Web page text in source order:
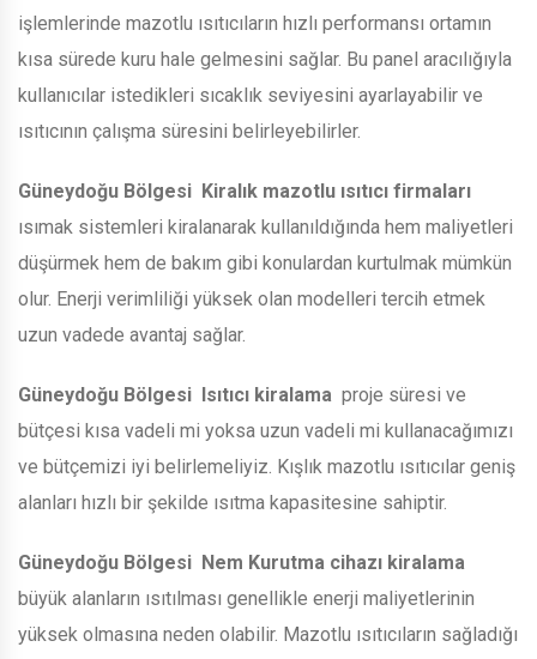
işlemlerinde mazotlu ısıtıcıların hızlı performansı ortamın
kısa sürede kuru hale gelmesini sağlar. Bu panel aracılığıyla
kullanıcılar istedikleri sıcaklık seviyesini ayarlayabilir ve
ısıtıcının çalışma süresini belirleyebilirler.
Güneydoğu Bölgesi Kiralık mazotlu ısıtıcı firmaları
ısımak sistemleri kiralanarak kullanıldığında hem maliyetleri
düşürmek hem de bakım gibi konulardan kurtulmak mümkün
olur. Enerji verimliliği yüksek olan modelleri tercih etmek
uzun vadede avantaj sağlar.
Güneydoğu Bölgesi Isıtıcı kiralama proje süresi ve
bütçesi kısa vadeli mi yoksa uzun vadeli mi kullanacağımızı
ve bütçemizi iyi belirlemeliyiz. Kışlık mazotlu ısıtıcılar geniş
alanları hızlı bir şekilde ısıtma kapasitesine sahiptir.
Güneydoğu Bölgesi Nem Kurutma cihazı kiralama
büyük alanların ısıtılması genellikle enerji maliyetlerinin
yüksek olmasına neden olabilir. Mazotlu ısıtıcıların sağladığı